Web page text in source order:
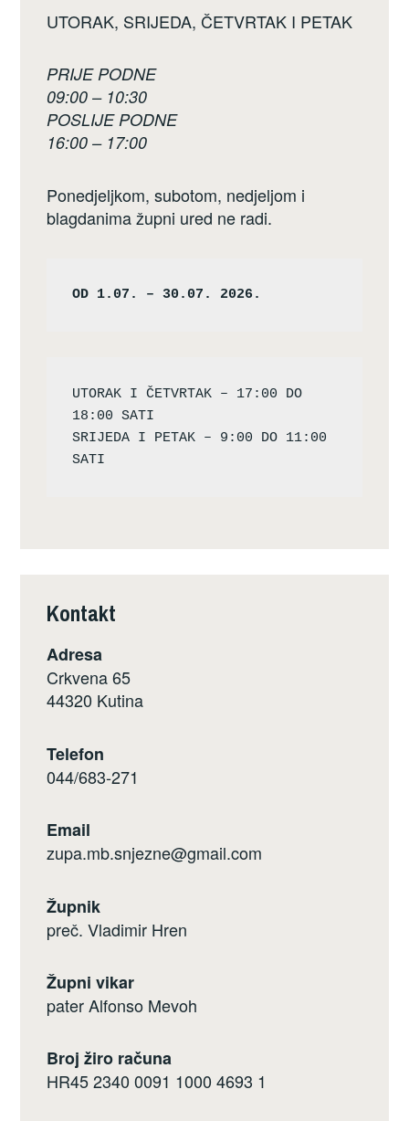
UTORAK, SRIJEDA, ČETVRTAK I PETAK
PRIJE PODNE
09:00 – 10:30
POSLIJE PODNE
16:00 – 17:00
Ponedjeljkom, subotom, nedjeljom i
blagdanima župni ured ne radi.
OD 1.07. – 30.07. 2026.
UTORAK I ČETVRTAK – 17:00 DO
18:00 SATI
SRIJEDA I PETAK – 9:00 DO 11:00
Kontakt
Adresa
Crkvena 65
44320 Kutina
Telefon
044/683-271
Email
zupa.mb.snjezne@gmail.com
Župnik
preč. Vladimir Hren
Župni vikar
pater Alfonso Mevoh
Broj žiro računa
HR45 2340 0091 1000 4693 1